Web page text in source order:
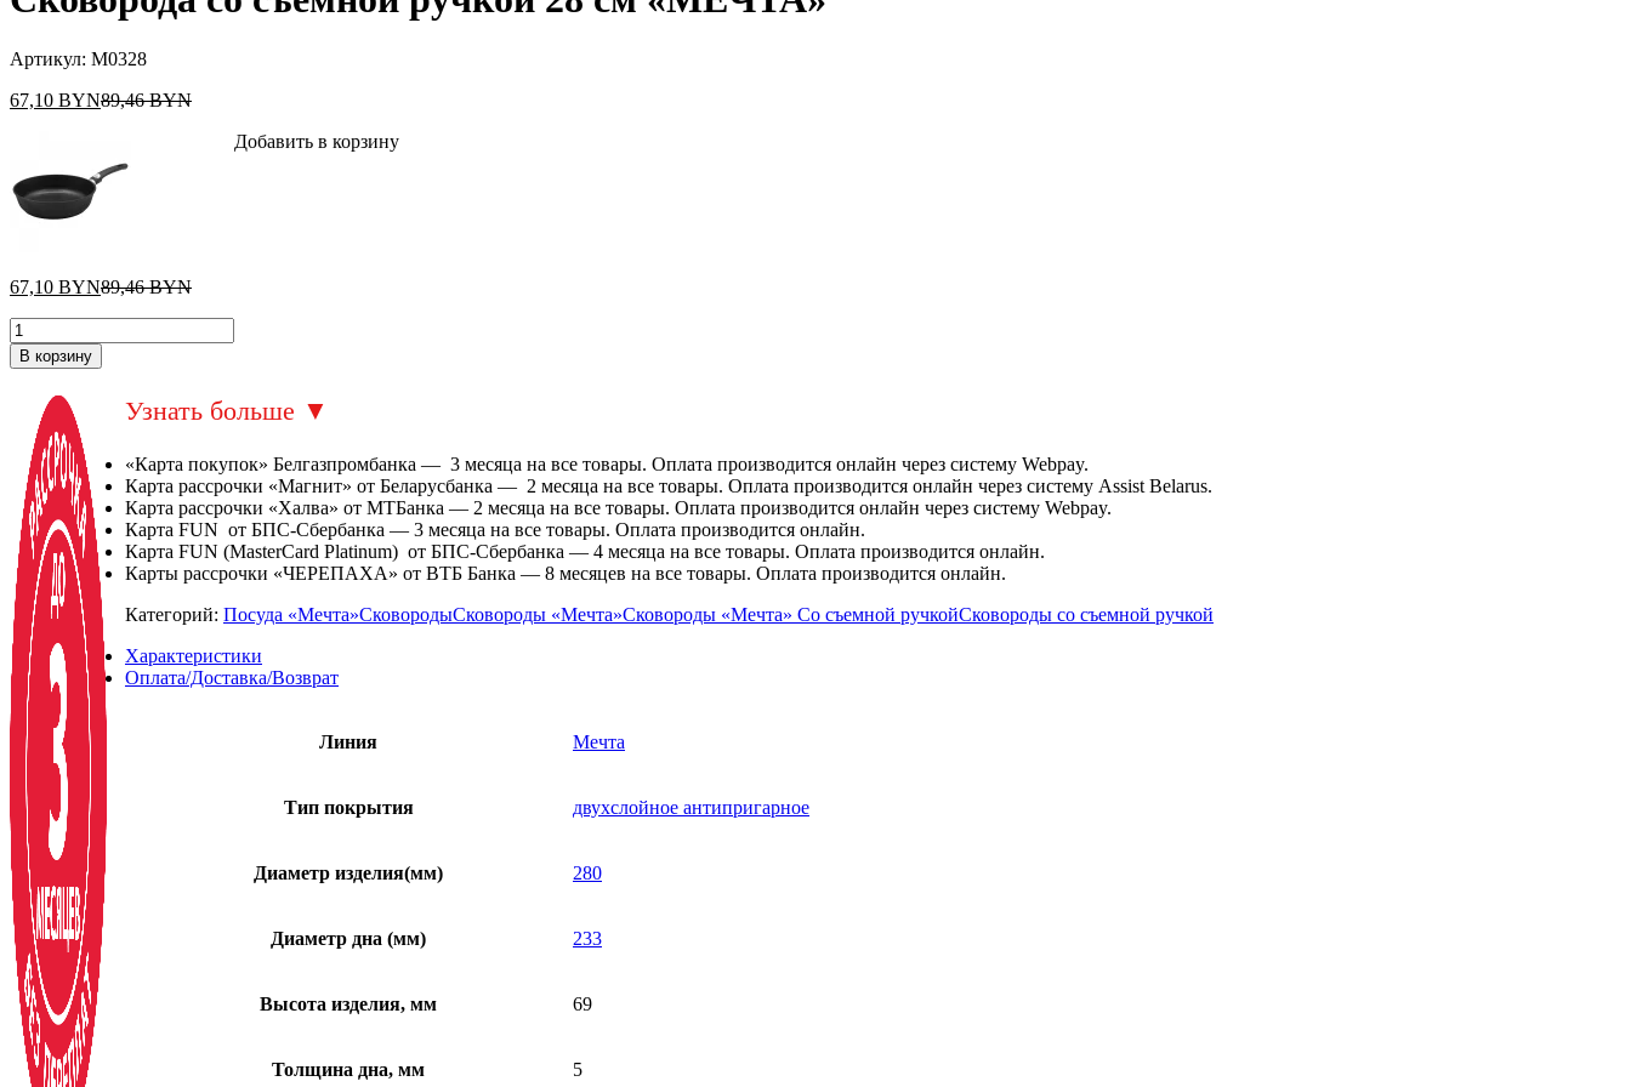
Артикул: М0328
67,10 BYN89,46BYN
67,10 BYN89,46BYN
В корзину
Добавить в корзину
Узнать больше ▼
«Карта покупок» Белгазпромбанка — 3 месяца на все товары. Оплата производится онлайн через систему Webpay.
Карта рассрочки «Магнит» от Беларусбанка — 2 месяца на все товары. Оплата производится онлайн через систему Assist Belarus.
Карта рассрочки «Халва» от МТБанка — 2 месяца на все товары. Оплата производится онлайн через систему Webpay.
Карта FUN от БПС-Сбербанка — 3 месяца на все товары. Оплата производится онлайн.
Карта FUN (MasterCard Platinum) от БПС-Сбербанка — 4 месяца на все товары. Оплата производится онлайн.
Карты рассрочки «ЧЕРЕПАХА» от ВТБ Банка — 8 месяцев на все товары. Оплата производится онлайн.
Категорий: Посуда «Мечта»СковородыСковороды «Мечта»Сковороды «Мечта» Со съемной ручкойСковороды со съемной ручкой
Характеристики
Оплата/Доставка/Возврат
Линия Мечта
Тип покрытия двухслойное антипригарное
Диаметр изделия(мм) 280
Диаметр дна (мм) 233
Высота изделия, мм 69
Толщина дна, мм 5